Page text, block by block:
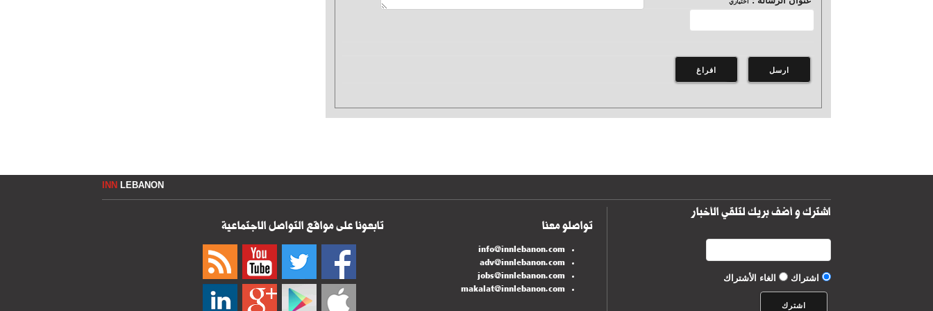
INN LEBANON
اشترك و أضف بريك لتلقي الأخبار
اشتراك الغاء الأشتراك
تواصلو معنا
info@innlebanon.com
adv@innlebanon.com
jobs@innlebanon.com
makalat@innlebanon.com
تابعونا على مواقع التواصل الاجتماعية